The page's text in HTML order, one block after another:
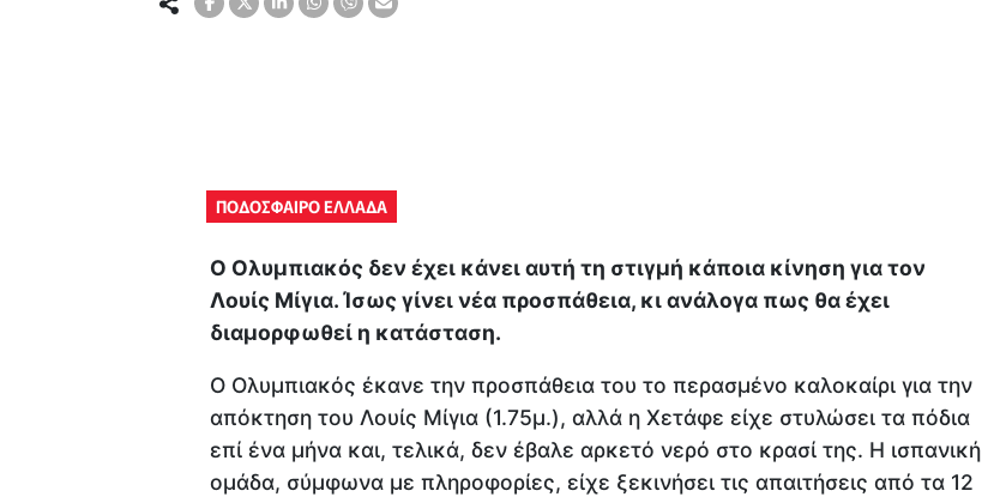
ΠΟΔΟΣΦΑΙΡΟ ΕΛΛΑΔΑ
Ο Ολυμπιακός δεν έχει κάνει αυτή τη στιγμή κάποια κίνηση για τον
Λουίς Μίγια. Ίσως γίνει νέα προσπάθεια, κι ανάλογα πως θα έχει
διαμορφωθεί η κατάσταση.
Ο Ολυμπιακός έκανε την προσπάθεια του το περασμένο καλοκαίρι για την
απόκτηση του Λουίς Μίγια (1.75μ.), αλλά η Χετάφε είχε στυλώσει τα πόδια
επί ένα μήνα και, τελικά, δεν έβαλε αρκετό νερό στο κρασί της. Η ισπανική
ομάδα, σύμφωνα με πληροφορίες, είχε ξεκινήσει τις απαιτήσεις από τα 12